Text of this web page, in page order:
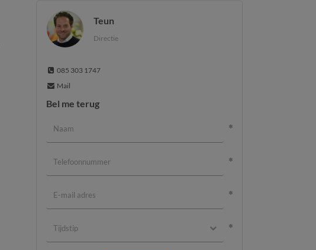
Teun
Directie
085 303 1747
Mail
Bel me terug